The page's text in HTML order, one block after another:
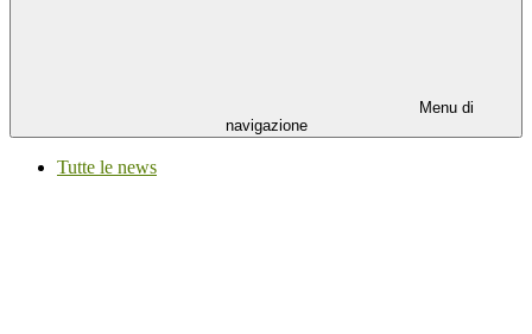
Menu di
navigazione
Tutte le news